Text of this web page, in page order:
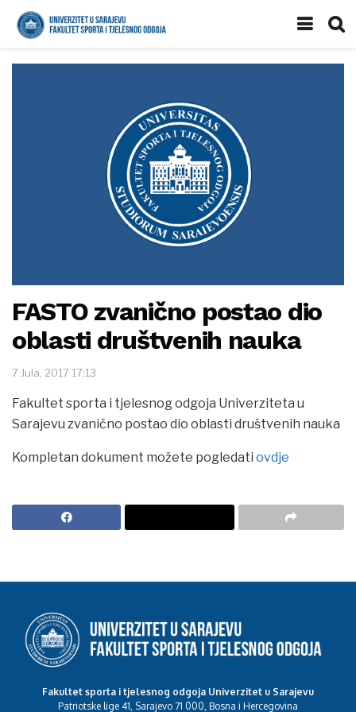
FASTO zvanično postao dio
oblasti društvenih nauka
7 Jula, 2017 17:13
Fakultet sporta i tjelesnog odgoja Univerziteta u
Sarajevu zvanično postao dio oblasti društvenih nauka
Kompletan dokument možete pogledati ovdje
Fakultet sporta i tjelesnog odgoja Univerzitet u Sarajevu
Patriotske lige 41, Sarajevo 71 000, Bosna i Hercegovina